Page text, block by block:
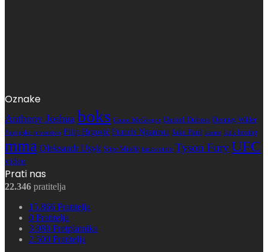
Oznake
Anthony Joshua boks Conor McGregor Daniel Dubois Deontay Wilder
Europsko prvenstvo Filip Hrgović Francis Ngannou Jake Paul karate kick boxing
mma Oleksandr Usyk Stipe Miočić taekwondo Tyson FuryUFC
video
Prati nas
22.346 pratitelja
15.866 Pratitelja
0 Pratitelja
3.980 Pretplatnika
2.500 Pratitelja